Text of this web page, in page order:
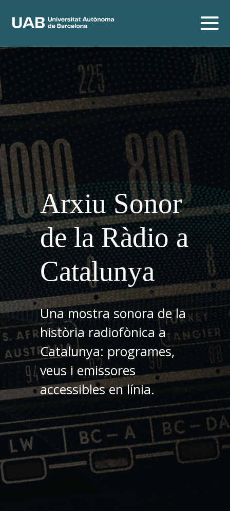
Arxiu Sonor
de la Ràdio a
Catalunya
Una mostra sonora de la
història radiofònica a
Catalunya: programes,
veus i emissores
accessibles en línia.